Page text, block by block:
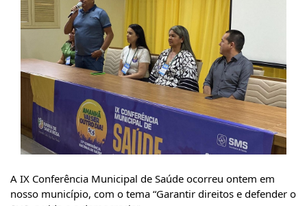
A IX Conferência Municipal de Saúde ocorreu ontem em
nosso município, com o tema “Garantir direitos e defender o